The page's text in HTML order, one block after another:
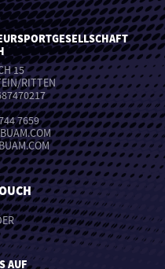
15
RITTEN
7659
AUF